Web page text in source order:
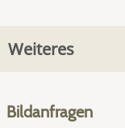
Weiteres
Bildanfragen